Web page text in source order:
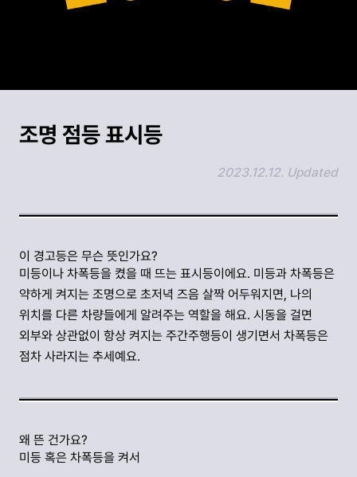
조명 점등 표시등
2023.12.12. Updated
이 경고등은 무슨 뜻인가요?
미등이나 차폭등을 켰을 때 뜨는 표시등이에요. 미등과 차폭등은
약하게 켜지는 조명으로 초저녁 즈음 살짝 어두워지면, 나의
위치를 다른 차량들에게 알려주는 역할을 해요. 시동을 걸면
외부와 상관없이 항상 켜지는 주간주행등이 생기면서 차폭등은
점차 사라지는 추세예요.
왜 뜬 건가요?
미등 혹은 차폭등을 켜서
링크 복사하기